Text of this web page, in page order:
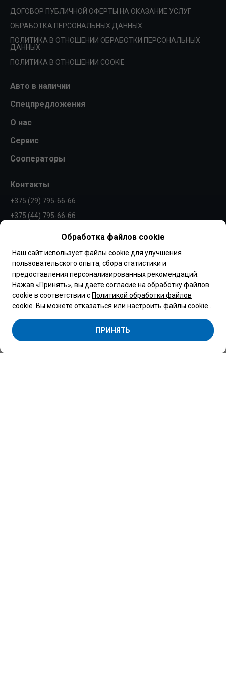
ДОГОВОР ПУБЛИЧНОЙ ОФЕРТЫ НА ОКАЗАНИЕ УСЛУГ
ОБРАБОТКА ПЕРСОНАЛЬНЫХ ДАННЫХ
ПОЛИТИКА В ОТНОШЕНИИ ОБРАБОТКИ ПЕРСОНАЛЬНЫХ
ДАННЫХ
ПОЛИТИКА В ОТНОШЕНИИ COOKIE
Авто в наличии
Спецпредложения
О нас
Сервис
Сооператоры
Контакты
+375 (29) 795-66-66
+375 (44) 795-66-66
Обращаем Ваше внимание, что вся представленная на сайте
информация, касающаяся комплектаций, технических
характеристик, цветовых сочетаний, а также стоимости
автомобилей и сервисного обслуживания носит
информационный характер и не является публичной
офертой, определяемой п.2 ст.407 Гражданского кодекса
Республики Беларусь.
Copyright 2026 © Центр Коммерческой техники Беларусь
Минск
Обработка файлов cookie
Наш сайт использует файлы cookie для улучшения
пользовательского опыта, сбора статистики и
предоставления персонализированных рекомендаций.
Нажав «Принять», вы даете согласие на обработку файлов
cookie в соответствии с Политикой обработки файлов
cookie . Вы можете отказаться или настроить файлы cookie
ПРИНЯТЬ